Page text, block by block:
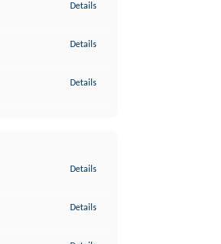
Details
Details
Details
Details
Details